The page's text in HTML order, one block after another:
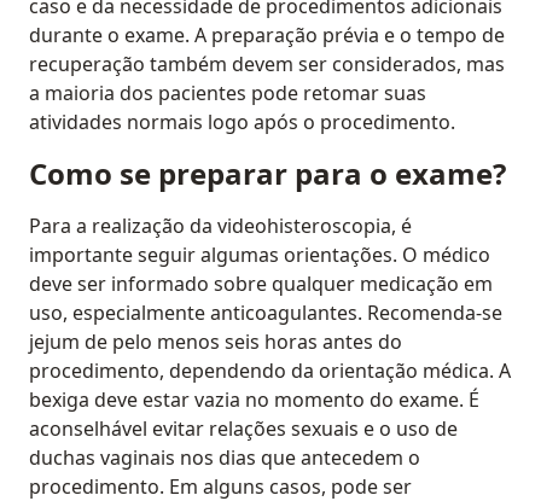
caso e da necessidade de procedimentos adicionais
durante o exame. A preparação prévia e o tempo de
recuperação também devem ser considerados, mas
a maioria dos pacientes pode retomar suas
atividades normais logo após o procedimento.
Como se preparar para o exame?
Para a realização da videohisteroscopia, é
importante seguir algumas orientações. O médico
deve ser informado sobre qualquer medicação em
uso, especialmente anticoagulantes. Recomenda-se
jejum de pelo menos seis horas antes do
procedimento, dependendo da orientação médica. A
bexiga deve estar vazia no momento do exame. É
aconselhável evitar relações sexuais e o uso de
duchas vaginais nos dias que antecedem o
procedimento. Em alguns casos, pode ser